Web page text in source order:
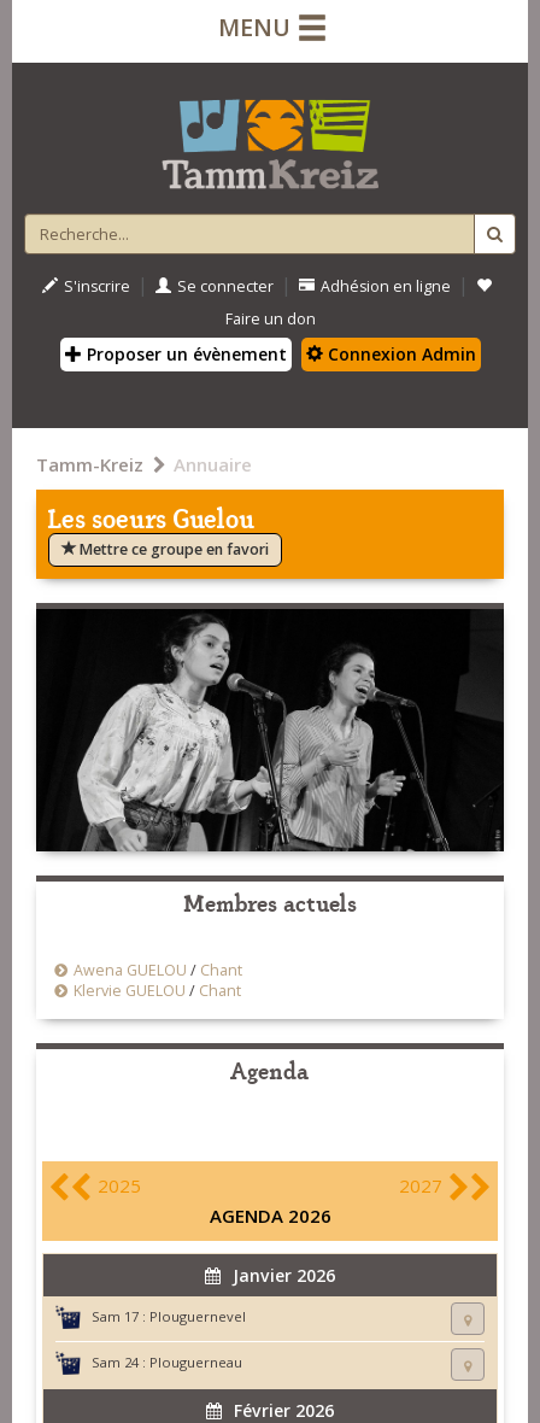
MENU
S'inscrire | Se connecter | Adhésion en ligne |
Faire un don
Proposer un évènement Connexion Admin
Tamm-Kreiz Annuaire
Les soeurs Guelou
Mettre ce groupe en favori
Membres actuels
Awena GUELOU / Chant
Klervie GUELOU / Chant
Agenda
2025
2027
AGENDA 2026
Janvier 2026
Sam 17 : Plouguernevel
Sam 24 : Plouguerneau
Février 2026